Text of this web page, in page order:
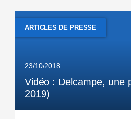
ARTICLES DE PRESSE
23/10/2018
Vidéo : Delcampe, une
2019)